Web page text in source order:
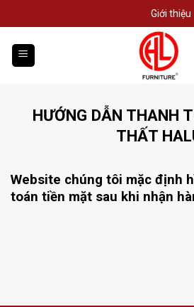
Giới thiệu
HƯỚNG DẪN THANH
THẤT
Website chúng tôi mặc định
toán tiền mặt sau khi nhận